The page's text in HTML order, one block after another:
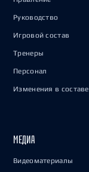
Руководство
Игровой состав
Тренеры
Персонал
Изменения в составе
МЕДИА
Видеоматериалы